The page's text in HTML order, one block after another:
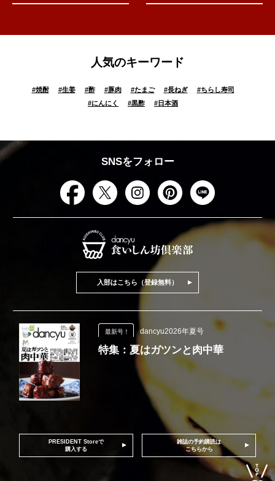
人気のキーワード
#焼酎 #生姜 #酢 #豚肉 #たまご #長ねぎ #ちらし寿司
#にんにく #黒酢 #日本酒
SNSをフォロー
入部はこちら（登録無料）
最新号！ dancyu2026年夏号
特集：夏はガツンと肉中華
PRESIDENT Storeで
購入する
雑誌の予約購読は
こちらから